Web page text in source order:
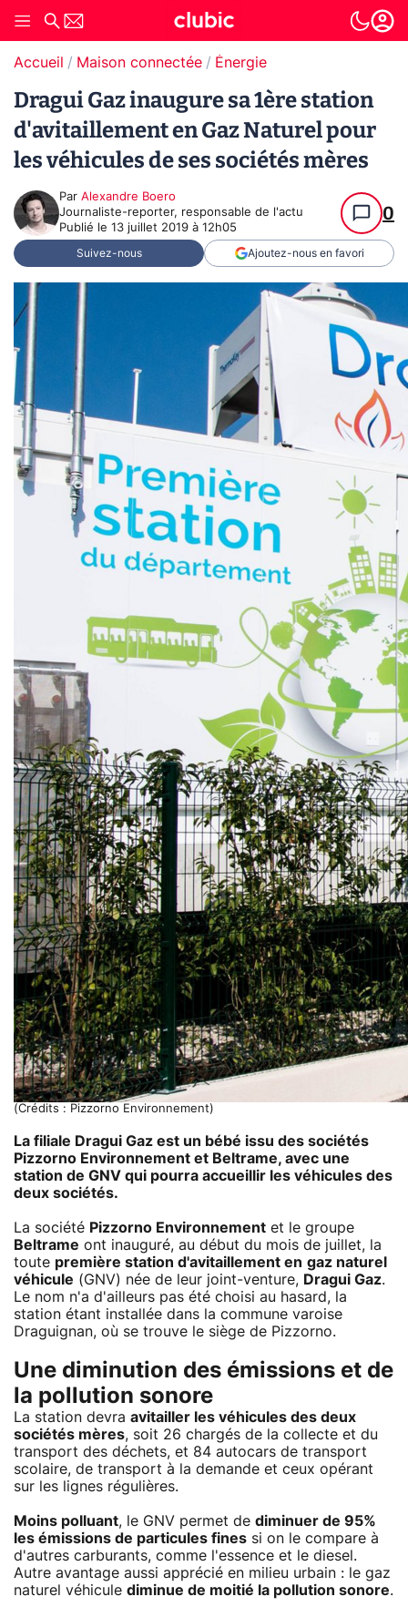
Accueil Maison connectée Énergie
Dragui Gaz inaugure sa 1ère station
d'avitaillement en Gaz Naturel pour
les véhicules de ses sociétés mères
Par Alexandre Boero
Journaliste-reporter, responsable de l'actu
Publié le 13 juillet 2019 à 12h05
0
Suivez-nous Ajoutez-nous en favori
(Crédits : Pizzorno Environnement)
La filiale Dragui Gaz est un bébé issu des sociétés
Pizzorno Environnement et Beltrame, avec une
station de GNV qui pourra accueillir les véhicules des
deux sociétés.
La société Pizzorno Environnement et le groupe
Beltrame ont inauguré, au début du mois de juillet, la
toute première station d'avitaillement en gaz naturel
véhicule (GNV) née de leur joint-venture, Dragui Gaz.
Le nom n'a d'ailleurs pas été choisi au hasard, la
station étant installée dans la commune varoise
Draguignan, où se trouve le siège de Pizzorno.
Une diminution des émissions et de
la pollution sonore
La station devra avitailler les véhicules des deux
sociétés mères, soit 26 chargés de la collecte et du
transport des déchets, et 84 autocars de transport
scolaire, de transport à la demande et ceux opérant
sur les lignes régulières.
Moins polluant, le GNV permet de diminuer de 95%
les émissions de particules fines si on le compare à
d'autres carburants, comme l'essence et le diesel.
Autre avantage aussi apprécié en milieu urbain : le gaz
naturel véhicule diminue de moitié la pollution sonore.